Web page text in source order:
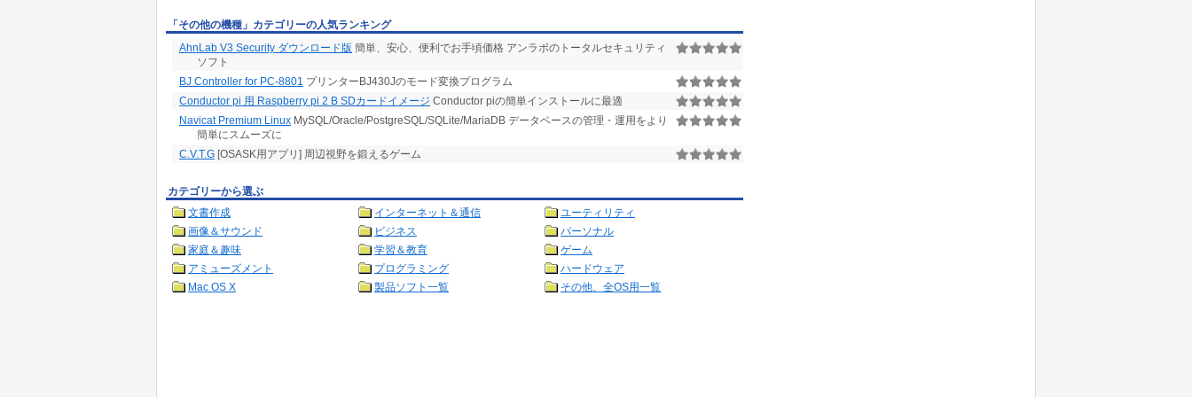
「その他の機種」カテゴリーの人気ランキング
AhnLab V3 Security ダウンロード版 簡単、安心、便利でお手頃価格 アンラボのトータルセキュリティ
ソフト
BJ Controller for PC-8801 プリンターBJ430Jのモード変換プログラム
Conductor pi 用 Raspberry pi 2 B SDカードイメージ Conductor piの簡単インストールに最適
Navicat Premium Linux MySQL/Oracle/PostgreSQL/SQLite/MariaDB データベースの管理・運用をより
簡単にスムーズに
C.V.T.G [OSASK用アプリ] 周辺視野を鍛えるゲーム
カテゴリーから選ぶ
文書作成
インターネット＆通信
ユーティリティ
画像＆サウンド
ビジネス
パーソナル
家庭＆趣味
学習＆教育
ゲーム
アミューズメント
プログラミング
ハードウェア
Mac OS X
製品ソフト一覧 その他、全OS用一覧